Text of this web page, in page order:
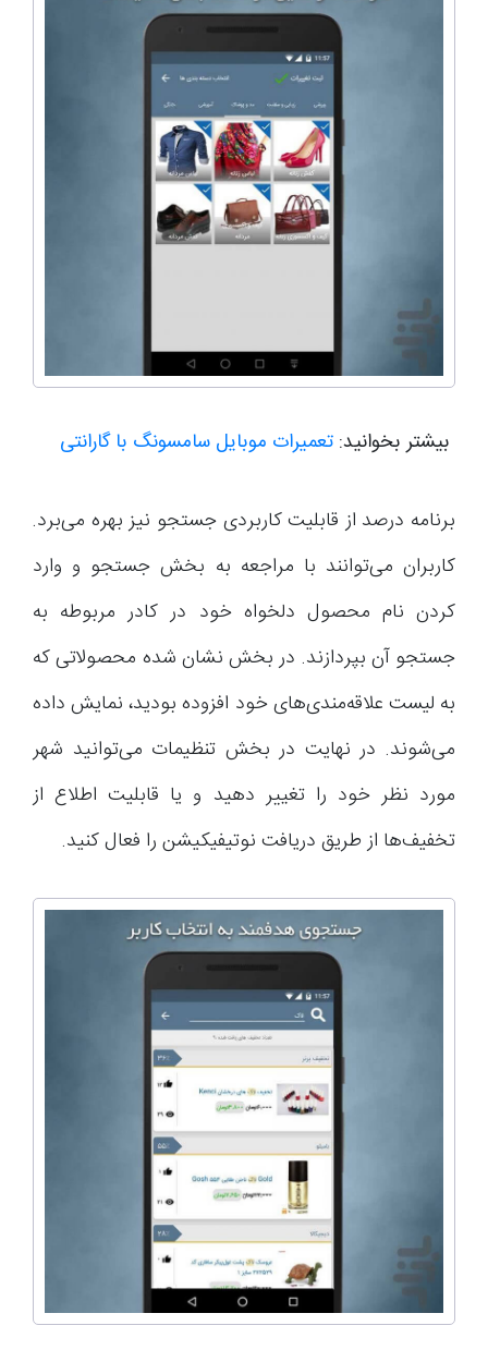
بیشتر بخوانید: تعمیرات موبایل سامسونگ با گارانتی
برنامه درصد از قابلیت کاربردی جستجو نیز بهره می‌برد.
کاربران می‌توانند با مراجعه به بخش جستجو و وارد
کردن نام محصول دلخواه خود در کادر مربوطه به
جستجو آن بپردازند. در بخش نشان شده محصولاتی که
به لیست علاقه‌مندی‌های خود افزوده بودید، نمایش داده
می‌شوند. در نهایت در بخش تنظیمات می‌توانید شهر
مورد نظر خود را تغییر دهید و یا قابلیت اطلاع از
تخفیف‌ها از طریق دریافت نوتیفیکیشن را فعال کنید.